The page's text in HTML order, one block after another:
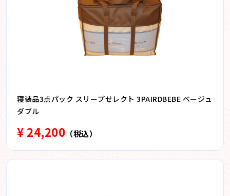
寝装品3点パック スリープせレクト 3PAIRDBEBE ベージュ
ダブル
¥ 24,200 （税込）